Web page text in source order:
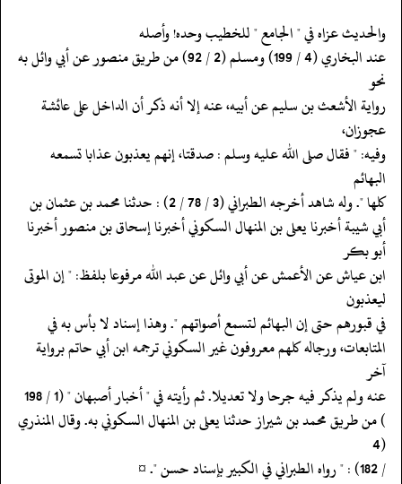
‏‏‏‏والحديث عزاه في " الجامع " للخطيب وحده! وأصله
‏‏‏‏عند البخاري (4 / 199) ومسلم (2 / 92) من طريق منصور عن أبي وائل به
نحو
‏‏‏‏رواية الأشعث بن سليم عن أبيه، عنه إلا أنه ذكر أن الداخل على عائشة
عجوزان،
‏‏‏‏وفيه: " فقال صلى الله عليه وسلم : صدقتا، إنهم يعذبون عذابا تسمعه
البهائم
‏‏‏‏كلها ". وله شاهد أخرجه الطبراني (3 / 78 / 2) : حدثنا محمد بن عثمان بن
‏‏‏‏أبي شيبة أخبرنا يعلى بن المنهال السكوني أخبرنا إسحاق بن منصور أخبرنا
أبو بكر
‏‏‏‏ابن عياش عن الأعمش عن أبي وائل عن عبد الله مرفوعا بلفظ: " إن الموتى
ليعذبون
‏‏‏‏في قبورهم حتى إن البهائم لتسمع أصواتهم ". وهذا إسناد لا بأس به في
‏‏‏‏المتابعات، ورجاله كلهم معروفون غير السكوني ترجمه ابن أبي حاتم برواية
آخر
‏‏‏‏عنه ولم يذكر فيه جرحا ولا تعديلا. ثم رأيته في " أخبار أصبهان " (1 / 198
‏‏‏‏) من طريق محمد بن شيراز حدثنا يعلى بن المنهال السكوني به. وقال المنذري
(4
‏‏‏‏/ 182) : " رواه الطبراني في الكبير بإسناد حسن ". ¤